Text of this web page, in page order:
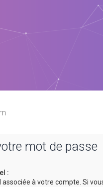
mot de passe
:
à votre compte. Si